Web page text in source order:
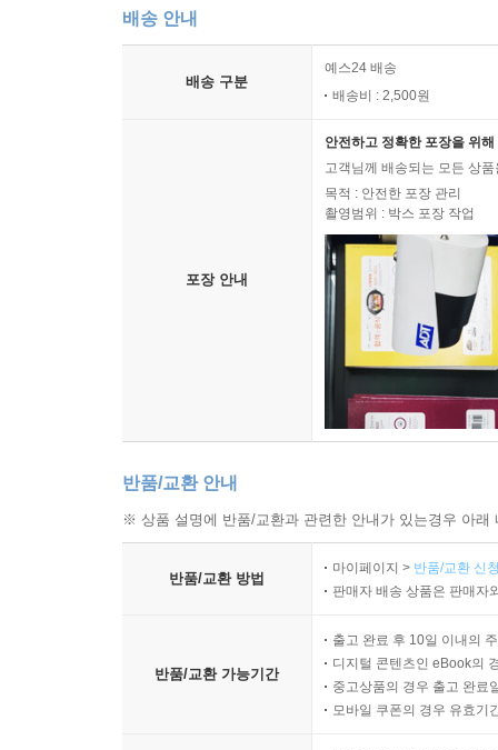
배송 안내
배송 구분
예스24 배송
배송비 : 2,500원
포장 안내
안전하고 정확한 포장을 위
고객님께 배송되는 모든 상
목적 : 안전한 포장 관리
촬영범위 : 박스 포장 작업
반품/교환 안내
※ 상품 설명에 반품/교환과 관련한 안내가 있는경우 아
반품/교환 방법
마이페이지 > 반품/교환 신
판매자 배송 상품은 판매자
반품/교환 가능기간
출고 완료 후 10일 이내의
디지털 콘텐츠인 eBook의
중고상품의 경우 출고 완료
모바일 쿠폰의 경우 유효기